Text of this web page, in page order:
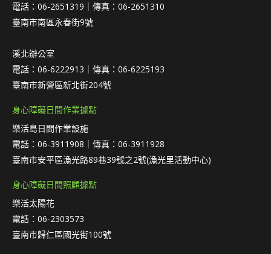
電話：06-2651319｜傳真：06-2651310
臺南市南區永春街9號
溪北辦公室
電話：06-6222913｜傳真：06-6225193
臺南市新營區新北街204號
身心障礙日間作業據點
樂活島日間作業設施
電話：06-3911908｜傳真：06-3911928
臺南市安平區漁光路89巷39號之2號(漁光里活動中心)
身心障礙日間照顧據點
樂活太陽花
電話：06-2303573
臺南市歸仁區國光街100號